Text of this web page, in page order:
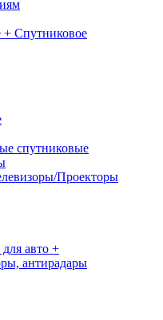
Спутниковое
спутниковые
Проекторы
авто +
антирадары